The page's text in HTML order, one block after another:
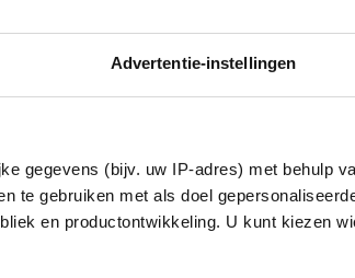
Advertentie-instellingen
gegevens (bijv. uw IP-adres) met behulp
te gebruiken met als doel
en productontwikkeling. U kunt kiezen
via Bluetooth®, en verbind de Jabra
gesprekken, zodat deelnemers
om verbinding te maken met elke
gespreksbedieningmet de